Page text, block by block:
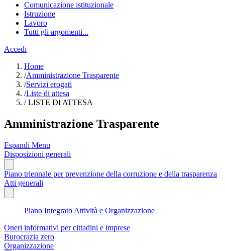
Comunicazione istituzionale
Istruzione
Lavoro
Tutti gli argomenti...
Accedi
Home
/Amministrazione Trasparente
/Servizi erogati
/Liste di attesa
/LISTE DI ATTESA
Amministrazione Trasparente
Espandi Menu
Disposizioni generali
Piano triennale per prevenzione della corruzione e della trasparenza
Atti generali
Piano Integrato Attività e Organizzazione
Oneri informativi per cittadini e imprese
Burocrazia zero
Organizzazione